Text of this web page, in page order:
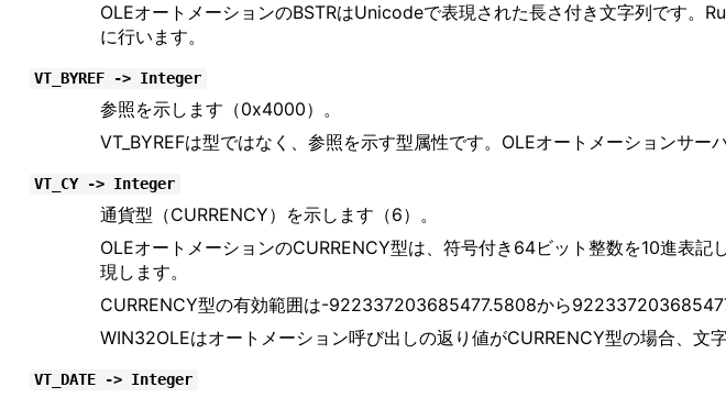
OLEオートメーションのBSTRはUnicodeで表現された長さ付き文字列です。
に行います。
VT_BYREF -> Integer
参照を示します（0x4000）。
VT_BYREFは型ではなく、参照を示す型属性です。OLEオートメーションサ
VT_CY -> Integer
通貨型（CURRENCY）を示します（6）。
OLEオートメーションのCURRENCY型は、符号付き64ビット整数を10進表
現します。
CURRENCY型の有効範囲は-922337203685477.5808から
WIN32OLEはオートメーション呼び出しの返り値がCURRENCY型の場合、文字
VT_DATE -> Integer